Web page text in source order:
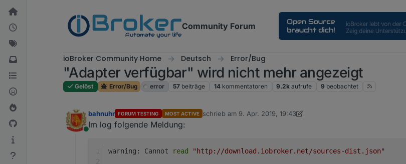
Weiter zum Inhalt
Community Forum
ioBroker Community Home Deutsch Error/Bug
"Adapter verfügbar" wird nicht mehr angezeigt
Gelöst Error/Bug error 57 beiträge 14 kommentatoren 9.2k aufrufe 9 beobachtet
Online
bahnuhr FORUM TESTING MOST ACTIVE schrieb am 9. Apr. 2019, 19:43
zuletzt editiert von Jey Cee
Im log folgende Meldung:
warning: Cannot read "http://download.iobroker.net/sources-dist.json"